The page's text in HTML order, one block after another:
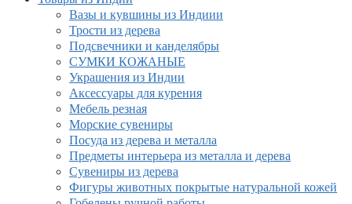
Вазы и кувшины из Индиии
Трости из дерева
Подсвечники и канделябры
СУМКИ КОЖАНЫЕ
Украшения из Индии
Аксессуары для курения
Мебель резная
Морские сувениры
Посуда из дерева и металла
Предметы интерьера из металла и дерева
Сувениры из дерева
Фигуры животных покрытые натуральной кожей